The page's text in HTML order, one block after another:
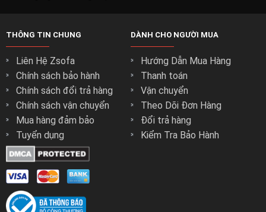
Tất cả Da Bò nằm trong BST Sofa Da Bò Ý đều được thuộc
từ công nghệ Ý đẳng cấp - 100% Da Bò Ý Tự Nhiên
THÔNG TIN CHUNG
Liên Hệ Zsofa
Chính sách bảo hành
Chính sách đổi trả hàng
Chính sách vận chuyển
Mua hàng đảm bảo
Tuyển dụng
DÀNH CHO NGƯỜI MUA
Hướng Dẫn Mua Hàng